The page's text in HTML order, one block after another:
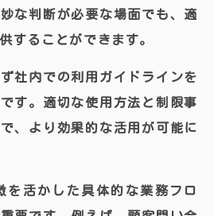
な判断が必要な場面でも、適
することができます。
社内での利用ガイドラインを
す。適切な使用方法と制限事
、より効果的な活用が可能に
を活かした具体的な業務フロ